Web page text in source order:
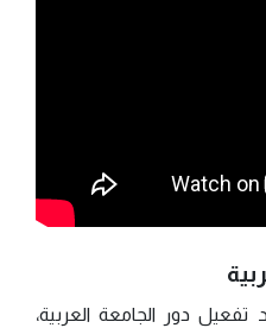
تفعيل دور الجامعة العربية،